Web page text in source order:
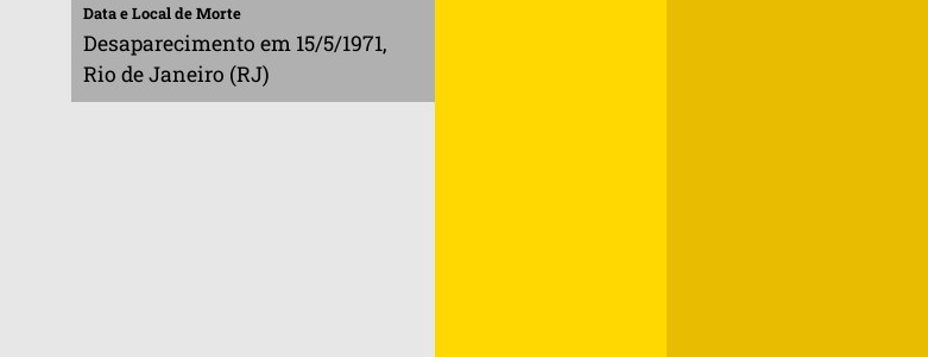
Data e Local de Morte
Desaparecimento em 15/5/1971,
Rio de Janeiro (RJ)